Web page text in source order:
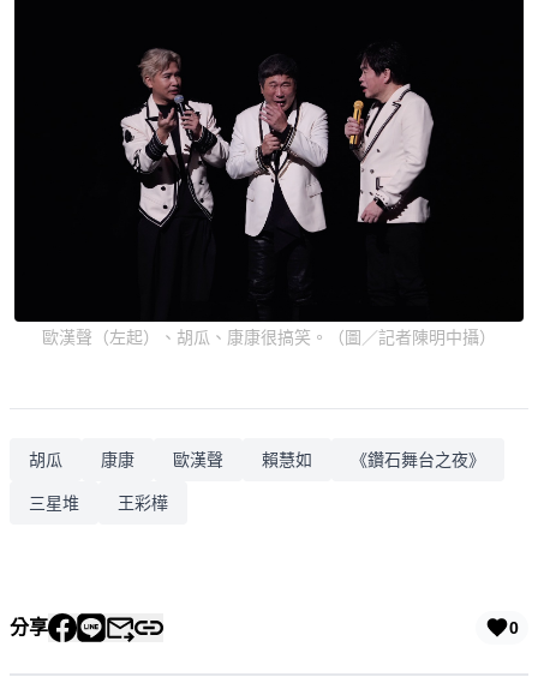
歐漢聲（左起）、胡瓜、康康很搞笑。（圖／記者陳明中攝）
胡瓜 康康 歐漢聲 賴慧如 《鑽石舞台之夜》
三星堆 王彩樺
分享 0